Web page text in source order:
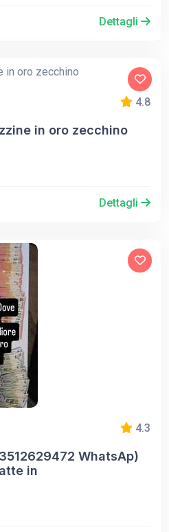
Dettagli
4.8
in oro zecchino
Dettagli
4.3
WhatsAp)
in